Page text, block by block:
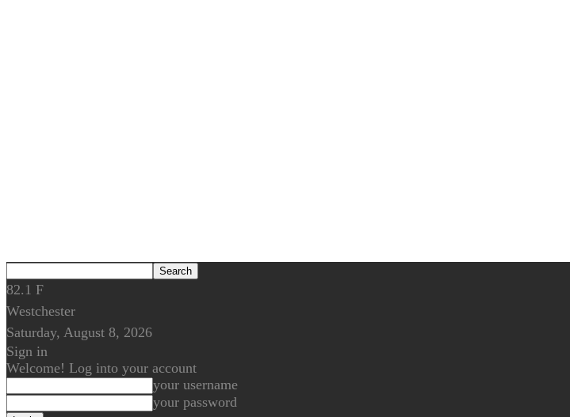
82.1 F
Westchester
Saturday, August 8, 2026
Sign in
Welcome! Log into your account
your username
your password